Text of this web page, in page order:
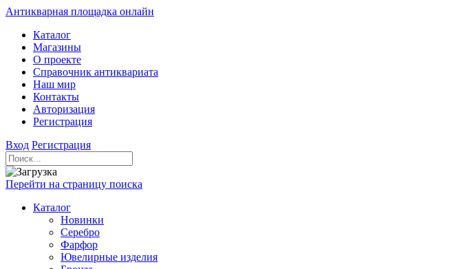
Антикварная площадка онлайн
Каталог
Магазины
О проекте
Справочник антиквариата
Наш мир
Контакты
Авторизация
Регистрация
Вход Регистрация
Перейти на страницу поиска
Каталог
Новинки
Серебро
Фарфор
Ювелирные изделия